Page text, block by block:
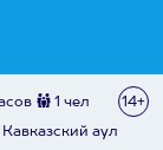
1 чел 14+
аул